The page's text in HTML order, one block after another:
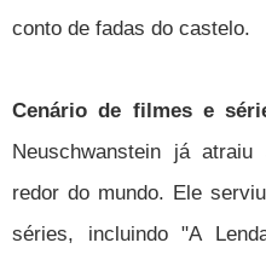
conto de fadas do castelo.
Cenário de filmes e
Neuschwanstein já
redor do mundo. Ele
séries, incluindo "A